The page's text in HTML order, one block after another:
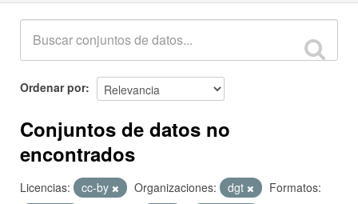
Ordenar por
Conjuntos de datos no
encontrados
Licencias: cc-by Organizaciones: dgt
Formatos: